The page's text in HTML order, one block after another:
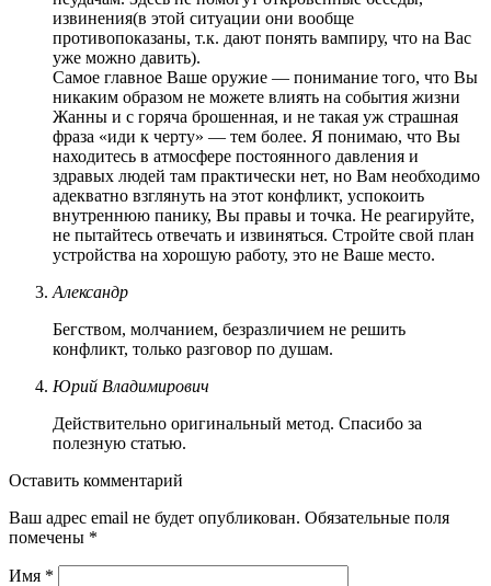
извинения(в этой ситуации они вообще
противопоказаны, т.к. дают понять вампиру, что на Вас
уже можно давить).
Самое главное Ваше оружие — понимание того, что Вы
никаким образом не можете влиять на события жизни
Жанны и с горяча брошенная, и не такая уж страшная
фраза «иди к черту» — тем более. Я понимаю, что Вы
находитесь в атмосфере постоянного давления и
здравых людей там практически нет, но Вам необходимо
адекватно взглянуть на этот конфликт, успокоить
внутреннюю панику, Вы правы и точка. Не реагируйте,
не пытайтесь отвечать и извиняться. Стройте свой план
устройства на хорошую работу, это не Ваше место.
Александр
Бегством, молчанием, безразличием не решить
конфликт, только разговор по душам.
Юрий Владимирович
Действительно оригинальный метод. Спасибо за
полезную статью.
Оставить комментарий
Ваш адрес email не будет опубликован. Обязательные поля
помечены *
Имя *